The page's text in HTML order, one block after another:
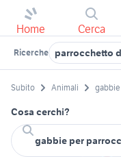
Home Cerca
Ricerche parrocchetto
Subito Animali gabbie
Cosa cerchi?